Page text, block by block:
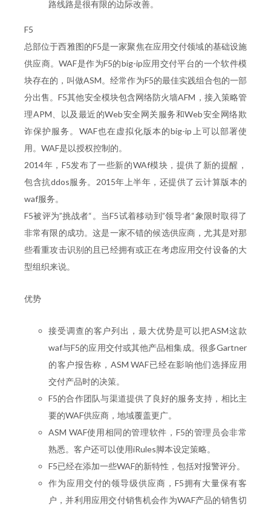
路线路是很有限的边际改善。
F5
总部位于西雅图的F5是一家聚焦在应用交付领域的基础设施
供应商。WAF是作为F5的big-ip应用交付平台的一个软件模
块存在的，叫做ASM。经常作为F5的最佳实践组合包的一部
分出售。F5其他安全模块包含网络防火墙AFM，接入策略管
理APM、以及最近的Web安全网关服务和Web安全网络欺
诈保护服务。WAF也在虚拟化版本的big-ip上可以部署使
用。WAF是以授权控制的。
2014年，F5发布了一些新的WAf模块，提供了新的提醒，
包含抗ddos服务。2015年上半年，还提供了云计算版本的
waf服务。
F5被评为”挑战者“。当F5试着移动到”领导者“象限时取得了
非常有限的成功。这是一家不错的候选供应商，尤其是对那
些看重攻击识别的且已经拥有或正在考虑应用交付设备的大
型组织来说。
优势
接受调查的客户列出，最大优势是可以把ASM这款
waf与F5的应用交付或其他产品相集成。很多Gartner
的客户报告称，ASM WAF已经在影响他们选择应用
交付产品时的决策。
F5的合作团队与渠道提供了良好的服务支持，相比主
要的WAF供应商，地域覆盖更广。
ASM WAF使用相同的管理软件，F5的管理员会非常
熟悉。客户还可以使用iRules脚本设定策略。
F5已经在添加一些WAF的新特性，包括对报警评分。
作为应用交付的领导级供应商，F5拥有大量保有客
户，并利用应用交付销售机会作为WAF产品的销售切